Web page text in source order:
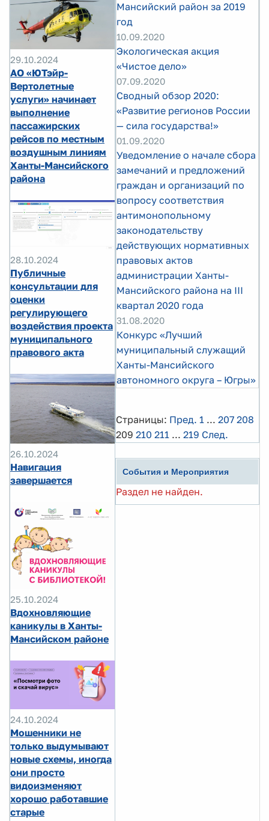
29.10.2024
АО «ЮТэйр-
Вертолетные
услуги» начинает
выполнение
пассажирских
рейсов по местным
воздушным линиям
Ханты-Мансийского
района
28.10.2024
Публичные
консультации для
оценки
регулирующего
воздействия проекта
муниципального
правового акта
26.10.2024
Навигация
завершается
25.10.2024
Вдохновляющие
каникулы в Ханты-
Мансийском районе
24.10.2024
Мошенники не
только выдумывают
новые схемы, иногда
они просто
видоизменяют
хорошо работавшие
старые
Мансийский район за 2019
год
10.09.2020
Экологическая акция
«Чистое дело»
07.09.2020
Сводный обзор 2020:
«Развитие регионов России
— сила государства!»
01.09.2020
Уведомление о начале сбора
замечаний и предложений
граждан и организаций по
вопросу соответствия
антимонопольному
законодательству
действующих нормативных
правовых актов
администрации Ханты-
Мансийского района на III
квартал 2020 года
31.08.2020
Конкурс «Лучший
муниципальный служащий
Ханты-Мансийского
автономного округа – Югры»
Страницы: Пред. 1 ... 207 208
209 210 211 ... 219 След.
События и Мероприятия
Раздел не найден.